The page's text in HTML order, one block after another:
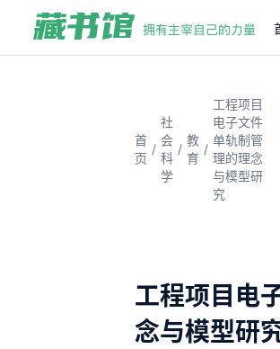
首
页
/
社
会
科
学
/
教
育
/
工程项目
电子文件
单轨制管
理的理念
与模型研
究
工程项目电
念与模型研